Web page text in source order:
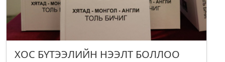
ХОС БҮТЭЭЛИЙН НЭЭЛТ БОЛЛОО